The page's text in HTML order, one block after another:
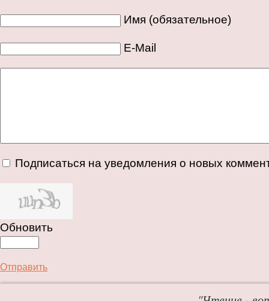
Имя (обязательное)
E-Mail
Подписаться на уведомления о новых
Обновить
Отправить